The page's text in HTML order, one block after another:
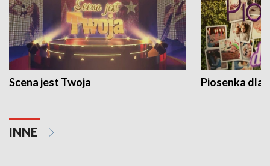
Scena jest Twoja Piosenka dla
INNE